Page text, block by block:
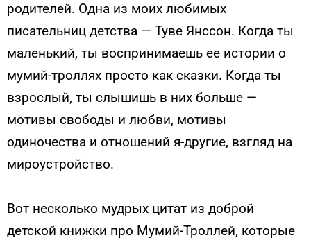
родителей. Одна из моих любимых
писательниц детства — Туве Янссон. Когда ты
маленький, ты воспринимаешь ее истории о
мумий-троллях просто как сказки. Когда ты
взрослый, ты слышишь в них больше —
мотивы свободы и любви, мотивы
одиночества и отношений я-другие, взгляд на
мироустройство.
Вот несколько мудрых цитат из доброй
детской книжки про Мумий-Троллей, которые